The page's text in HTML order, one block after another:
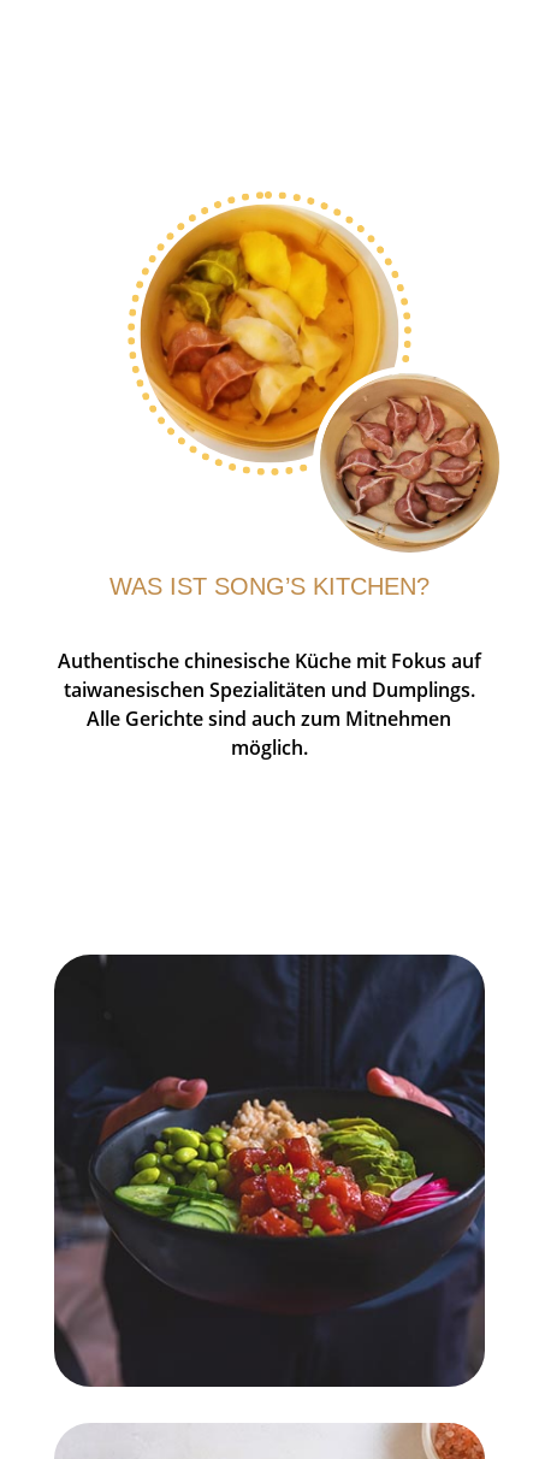
WAS IST SONG’S KITCHEN?
Authentische chinesische Küche mit Fokus auf
taiwanesischen Spezialitäten und Dumplings.
Alle Gerichte sind auch zum Mitnehmen
möglich.